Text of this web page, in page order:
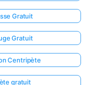
Gratuit
Gratuit
Centripète
gratuit